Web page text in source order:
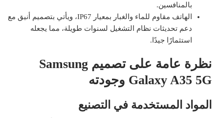
بالمنافسين.
الهاتف مقاوم للماء والغبار بمعيار IP67، ويأتي بتصميم أنيق مع
دعم تحديثات نظام التشغيل لسنوات طويلة، مما يجعله
استثمارًا جيدًا.
نظرة عامة على تصميم Samsung
Galaxy A35 5G وجودته
المواد المستخدمة في التصنيع